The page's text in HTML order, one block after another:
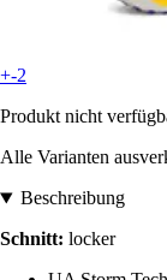
+-2
Produkt nicht
Alle Varianten
Beschreibung
Schnitt: locker